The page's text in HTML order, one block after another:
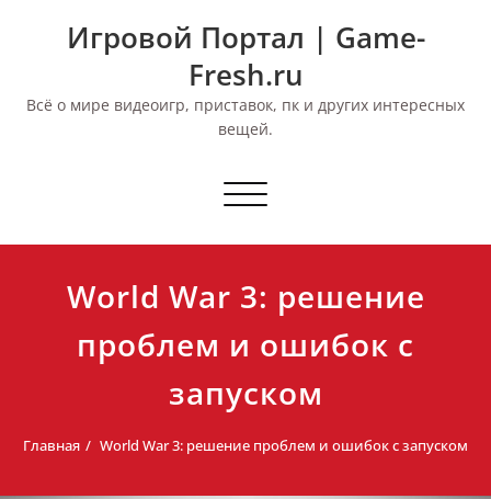
Игровой Портал | Game-
Fresh.ru
Всё о мире видеоигр, приставок, пк и других интересных
вещей.
Переключить
World War 3: решение
проблем и ошибок с
запуском
Главная World War 3: решение проблем и ошибок с запуском